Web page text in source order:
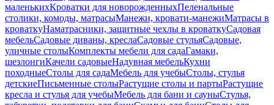
маленькихКроватки для новорожденныхПеленальные
столики, комоды, матрасыМанежи, кровати-манежиМатрасы в
кроваткуНаматрасники, защитные чехлы в кроваткуСадовая
мебельСадовые диваны, креслаСадовые стульяСадовые,
уличные столыКомплекты мебели для садаГамаки,
шезлонгиКачели садовыеНадувная мебельКухни
походныеСтолы для садаМебель для учебыСтолы, стулья
детскиеПисьменные столыРастущие столы и партыРастущие
кресла и стулья для учебыМебель для бани и сауныСтулья,